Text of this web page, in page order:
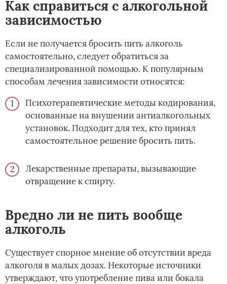
Как справиться с алкогольной
зависимостью
Если не получается бросить пить алкоголь
самостоятельно, следует обратиться за
специализированной помощью. К популярным
способам лечения зависимости относятся:
Психотерапевтические методы кодирования,
основанные на внушении антиалкогольных
установок. Подходит для тех, кто принял
самостоятельное решение бросить пить.
Лекарственные препараты, вызывающие
отвращение к спирту.
Вредно ли не пить вообще
алкоголь
Существует спорное мнение об отсутствии вреда
алкоголя в малых дозах. Некоторые источники
утверждают, что употребление пива или бокала